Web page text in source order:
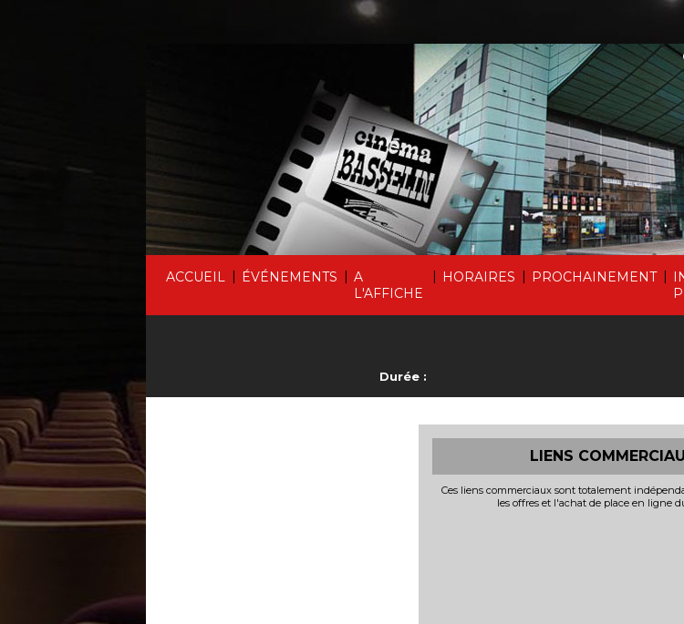
ACCUEIL | ÉVÉNEMENTS | A
L'AFFICHE
| HORAIRES | PROCHAINEMENT |
Durée :
LIENS
Ces liens commerciaux sont totalement
les offres et l'achat de place en ligne